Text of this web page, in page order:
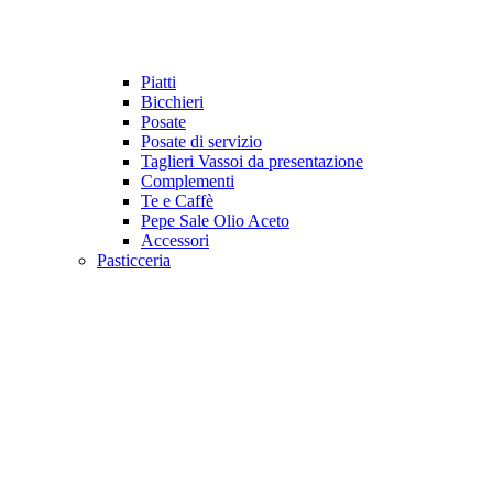
Piatti
Bicchieri
Posate
Posate di servizio
Taglieri Vassoi da presentazione
Complementi
Te e Caffè
Pepe Sale Olio Aceto
Accessori
Pasticceria